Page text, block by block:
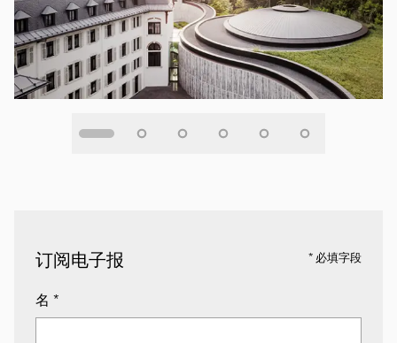
订阅电子报 * 必填字段
名 *